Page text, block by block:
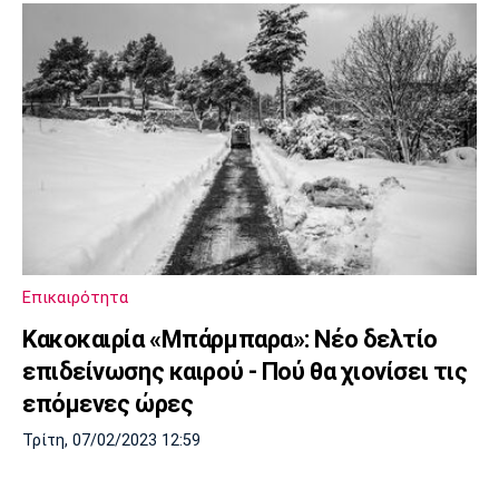
Παρασκήνιο
Ρεάλ
Μαδρίτης
Ατλέτικο
Μαδρίτης
Μάντσεστερ
Τσέλσι Άρσεναλ
Λίβερπουλ
Μάντσεστερ
Γιουβέντους
Ίντερ
Επικαιρότητα
Κακοκαιρία «Μπάρμπαρα»: Νέο δελτίο
επιδείνωσης καιρού - Πού θα χιονίσει τις
επόμενες ώρες
Τρίτη, 07/02/2023 12:59